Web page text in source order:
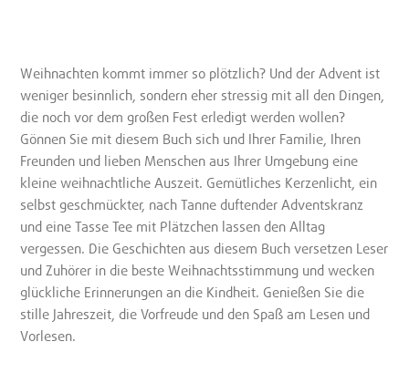
Weihnachten kommt immer so plötzlich? Und der Advent ist
weniger besinnlich, sondern eher stressig mit all den Dingen,
die noch vor dem großen Fest erledigt werden wollen?
Gönnen Sie mit diesem Buch sich und Ihrer Familie, Ihren
Freunden und lieben Menschen aus Ihrer Umgebung eine
kleine weihnachtliche Auszeit. Gemütliches Kerzenlicht, ein
selbst geschmückter, nach Tanne duftender Adventskranz
und eine Tasse Tee mit Plätzchen lassen den Alltag
vergessen. Die Geschichten aus diesem Buch versetzen Leser
und Zuhörer in die beste Weihnachtsstimmung und wecken
glückliche Erinnerungen an die Kindheit. Genießen Sie die
stille Jahreszeit, die Vorfreude und den Spaß am Lesen und
Vorlesen.